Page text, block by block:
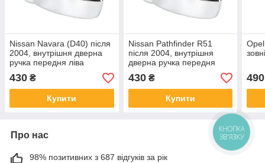
Nissan Navara (D40) після
2004, внутрішня дверна
ручка передня ліва
430 ₴
Купити
Nissan Pathfinder R51
після 2004, внутрішня
дверна ручка передня
ліва
430₴
Купити
490
Про нас
98% позитивних з 687 відгуків за рік
КНОПКА
ЗВ'ЯЗКУ